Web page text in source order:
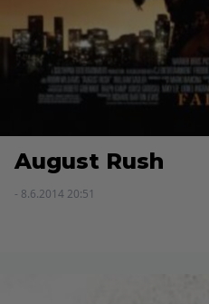
August Rush
- 8.6.2014 20:51